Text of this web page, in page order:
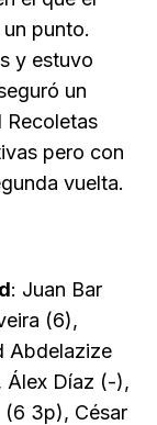
punto.
y estuvo
un
Recoletas
pero con
vuelta.
: Juan Bar
(6),
Abdelazize
Álex Díaz (-),
(6 3p), César